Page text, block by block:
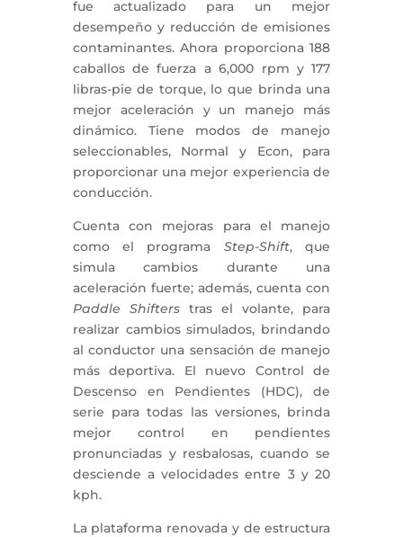
fue actualizado para un mejor
desempeño y reducción de emisiones
contaminantes. Ahora proporciona 188
caballos de fuerza a 6,000 rpm y 177
libras-pie de torque, lo que brinda una
mejor aceleración y un manejo más
dinámico. Tiene modos de manejo
seleccionables, Normal y Econ, para
proporcionar una mejor experiencia de
conducción.
Cuenta con mejoras para el manejo
como el programa Step-Shift, que
simula cambios durante una
aceleración fuerte; además, cuenta con
Paddle Shifterstras el volante, para
realizar cambios simulados, brindando
al conductor una sensación de manejo
más deportiva. El nuevo Control de
Descenso en Pendientes (HDC), de
serie para todas las versiones, brinda
mejor control en pendientes
pronunciadas y resbalosas, cuando se
desciende a velocidades entre 3 y 20
kph.
La plataforma renovada y de estructura